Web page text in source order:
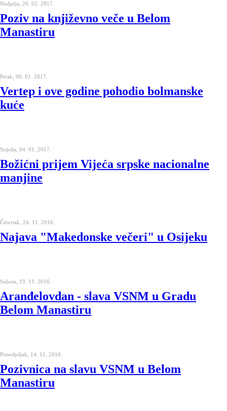
Nedjelja, 26. 02. 2017.
Poziv na književno veče u Belom
Manastiru
Petak, 06. 01. 2017.
Vertep i ove godine pohodio bolmanske
kuće
Srijeda, 04. 01. 2017.
Božićni prijem Vijeća srpske nacionalne
manjine
Četvrtak, 24. 11. 2016.
Najava "Makedonske večeri" u Osijeku
Subota, 19. 11. 2016.
Aranđelovdan - slava VSNM u Gradu
Belom Manastiru
Ponedjeljak, 14. 11. 2016.
Pozivnica na slavu VSNM u Belom
Manastiru